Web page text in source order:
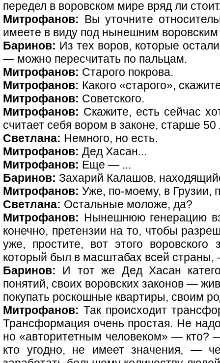
передел в воровском мире вряд ли
Митрофанов: Вы уточните
имеете в виду под нынешним
Баринов: Из тех воров, которые
— можно пересчитать по пальцам.
Митрофанов: Старого покрова.
Митрофанов: Какого «старого»,
Митрофанов: Советского.
Митрофанов: Скажите, есть сейчас
считает себя вором в законе, старше 50
Светлана: Немного, но есть.
Митрофанов: Дед Хасан...
Митрофанов: Еще — ...
Баринов: Захарий Калашов,
Митрофанов: Уже, по-моему, в Грузии,
Светлана: Остальные моложе, да?
Митрофанов: Нынешнюю генерацию
конечно, претензии на то, чтобы
уже, простите, вот этого
который был в масштабах всей страны,
Баринов: И тот же Дед Хасан
понятий, своих воровских законов —
покупать роскошные квартиры, своим
Митрофанов: Так происходит
Трансформация очень простая. Не
но «авторитетным человеком» — кто?
кто угодно, не имеет значения, —